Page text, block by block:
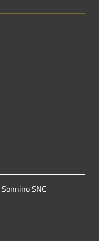
SNC